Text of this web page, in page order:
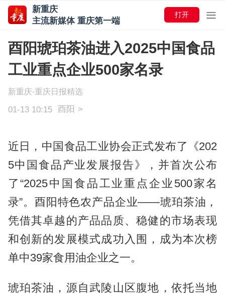
新重庆
主流新媒体 重庆第一端
打开
酉阳琥珀茶油进入2025中国食品
工业重点企业500家名录
新重庆-重庆日报精选
01-13 10:15 酉阳 >
近日，中国食品工业协会正式发布了《202
5中国食品产业发展报告》，并首次公布
了“2025中国食品工业重点企业500家名
录”。酉阳特色农产品企业——琥珀茶油，
凭借其卓越的产品品质、稳健的市场表现
和创新的发展模式成功入围，成为本次榜
单中39家食用油企业之一。
琥珀茶油，源自武陵山区腹地，依托当地